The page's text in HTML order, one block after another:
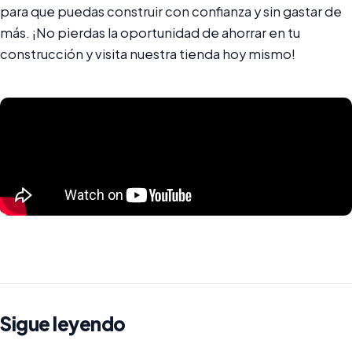
para que puedas construir con confianza y sin gastar de
más. ¡No pierdas la oportunidad de ahorrar en tu
construcción y visita nuestra tienda hoy mismo!
Sigue leyendo